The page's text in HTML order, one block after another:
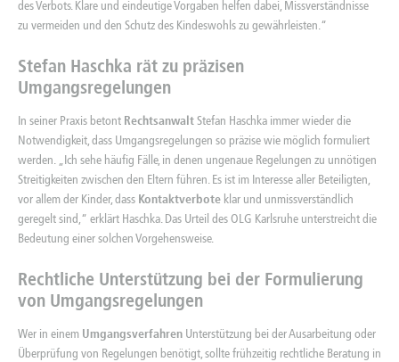
des Verbots. Klare und eindeutige Vorgaben helfen dabei, Missverständnisse
zu vermeiden und den Schutz des Kindeswohls zu gewährleisten.“
Stefan Haschka rät zu präzisen
Umgangsregelungen
In seiner Praxis betont RechtsanwaltStefan Haschka immer wieder die
Notwendigkeit, dass Umgangsregelungen so präzise wie möglich formuliert
werden. „Ich sehe häufig Fälle, in denen ungenaue Regelungen zu unnötigen
Streitigkeiten zwischen den Eltern führen. Es ist im Interesse aller Beteiligten,
vor allem der Kinder, dass Kontaktverbote klar und unmissverständlich
geregelt sind,“ erklärt Haschka. Das Urteil des OLG Karlsruhe unterstreicht die
Bedeutung einer solchen Vorgehensweise.
Rechtliche Unterstützung bei der Formulierung
von Umgangsregelungen
Wer in einem Umgangsverfahren Unterstützung bei der Ausarbeitung oder
Überprüfung von Regelungen benötigt, sollte frühzeitig rechtliche Beratung in